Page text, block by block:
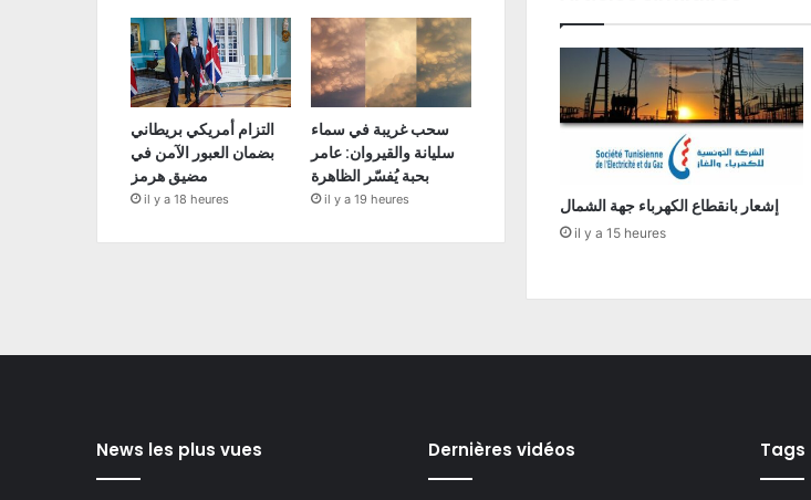
إشعار بانقطاع الكهرباء جهة الشمال
il y a 15 heures
التزام أمريكي بريطاني
بضمان العبور الآمن في
مضيق هرمز
il y a 18 heures
سحب غريبة في سماء
سليانة والقيروان: عامر
بحبة يُفسّر الظاهرة
il y a 19 heures
News les plus vues Dernières vidéos Tags